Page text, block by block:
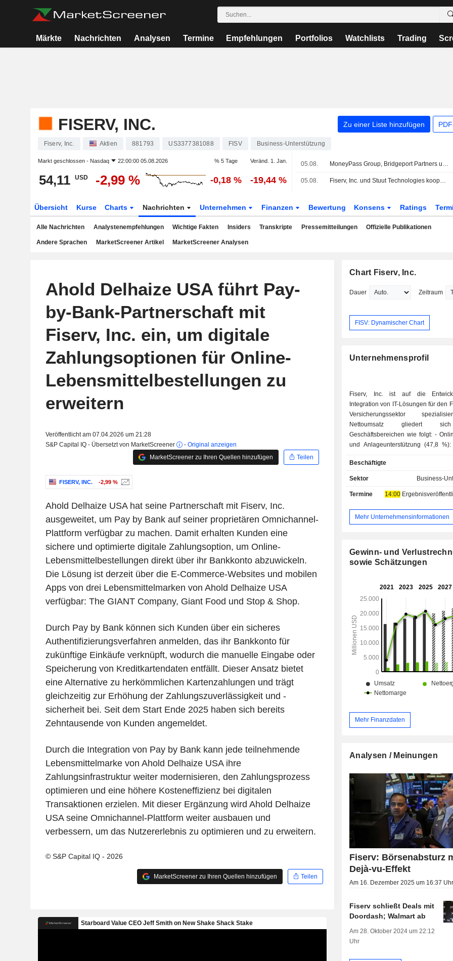
Märkte Nachrichten Analysen Termine Empfehlungen Portfolios Watchlists Trading
FISERV, INC. Zu einer Liste hinzufügen
Fiserv, Inc. Aktien 881793 US3377381088 FISV Business-Unterstützung
Markt geschlossen - Nasdaq 22:00:00 05.08.2026 % 5 Tage Veränd. 1. Jan.
54,11 USD -2,99 % -0,18 % -19,44 %
05.08. MoneyPass Group, Bridgeport Partners und Fiserv starten Joint Venture und gründen MoneyPass Group als unabhängiges Netzwerk- und Bargeldinfrastrukturunternehmen
05.08. Fiserv, Inc. und Stuut Technologies kooperieren, um agentische KI in Enterprise-Forderungsmanagement zu bringen
Übersicht Kurse Charts Nachrichten Unternehmen Finanzen Bewertung Konsens Ratings
Alle Nachrichten Analystenempfehlungen Wichtige Fakten Insiders Transkripte Pressemitteilungen Offizielle Publikationen
Andere Sprachen MarketScreener Artikel MarketScreener Analysen
Ahold Delhaize USA führt Pay-
by-Bank-Partnerschaft mit
Fiserv, Inc. ein, um digitale
Zahlungsoptionen für Online-
Lebensmittelbestellungen zu
erweitern
Veröffentlicht am 07.04.2026 um 21:28
S&P Capital IQ - Übersetzt von MarketScreener
- Original anzeigen
MarketScreener zu Ihren Quellen hinzufügen
Teilen
FISERV, INC. -2,99 %
Ahold Delhaize USA hat seine Partnerschaft mit Fiserv, Inc.
ausgeweitet, um Pay by Bank auf seiner proprietären Omnichannel-
Plattform verfügbar zu machen. Damit erhalten Kunden eine
sichere und optimierte digitale Zahlungsoption, um Online-
Lebensmittelbestellungen direkt über ihr Bankkonto abzuwickeln.
Die Lösung ist derzeit über die E-Commerce-Websites und mobilen
Apps von drei Lebensmittelmarken von Ahold Delhaize USA
verfügbar: The GIANT Company, Giant Food und Stop & Shop.
Durch Pay by Bank können sich Kunden über ein sicheres
Authentifizierungsverfahren anmelden, das ihr Bankkonto für
zukünftige Einkäufe verknüpft, wodurch die manuelle Eingabe oder
Speicherung von Kreditkartendaten entfällt. Dieser Ansatz bietet
eine Alternative zu herkömmlichen Kartenzahlungen und trägt
gleichzeitig zur Erhöhung der Zahlungszuverlässigkeit und -
sicherheit bei. Seit dem Start Ende 2025 haben sich bereits
Zehntausende von Kunden angemeldet.
Durch die Integration von Pay by Bank kann jede teilnehmende
Lebensmittelmarke von Ahold Delhaize USA ihre
Zahlungsinfrastruktur weiter modernisieren, den Zahlungsprozess
optimieren und eine höhere Kosteneffizienz bei digitalen
Transaktionen erzielen. Mit dieser Ergänzung wird Ahold Delhaize
USA seine Omnichannel-Plattform weiter ausbauen und
verbessern, um das Nutzererlebnis zu optimieren und zu erweitern.
© S&P Capital IQ - 2026
MarketScreener zu Ihren Quellen hinzufügen Teilen
Chart Fiserv, Inc.
Dauer Zeitraum
FISV: Dynamischer Chart
Unternehmensprofil
Fiserv, Inc. ist auf die
Integration von IT-Lösungen für den
Versicherungssektor
Nettoumsatz gliedert
Geschäftsbereichen wie folgt: - Online-Banking
und Anlageunterstützung (47,8 %):
Erteilung von Aktienaufträgen, die
von Wertpapieren, die
Finanzmanagement (45,6 %):
Datenverarbeitung, CRM, Hosting-
Online-Aktivitäten sowie
usw.) und
Sonstiges (6,6 %). Auf die Vereinigten Staaten
Beschäftigte
Sektor Business-
Termine 14:00
Mehr Unternehmensinformationen
Gewinn- und
sowie Schätzungen
Mehr Finanzdaten
Analysen / Meinungen
Fiserv: Börsenabsturz
Dejà-vu-Effekt
Am 16. Dezember 2025 um 16:37 Uhr
Fiserv schließt Deals mit
Doordash; Walmart ab
Am 28. Oktober 2024 um 22:12
Uhr